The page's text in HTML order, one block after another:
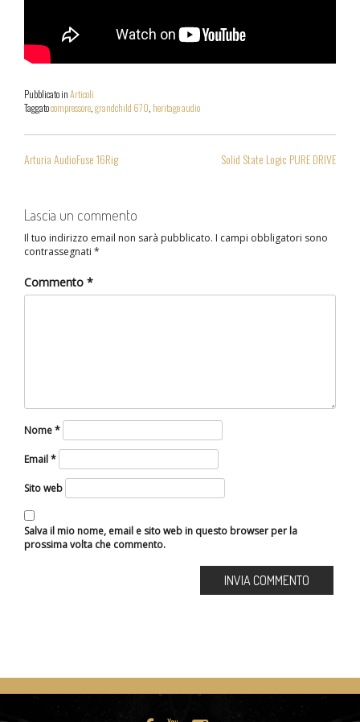
Pubblicato inArticoli
Taggatocompressore,grandchild 670, heritage audio
ARTICOLI
Arturia AudioFuse 16Rig Solid State Logic PURE DRIVE
Lascia un commento
Il tuo indirizzo email non sarà pubblicato. I campi obbligatori sono
contrassegnati *
Commento *
Nome*
Email*
Sito web
Salva il mio nome, email e sito web in questo browser per la
prossima volta che commento.